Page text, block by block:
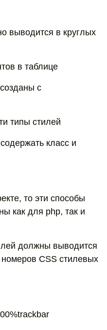
выводится в круглых
в таблице
с
типы стилей
класс и
то эти способы
как для php, так и
должны выводится
CSS стилевых